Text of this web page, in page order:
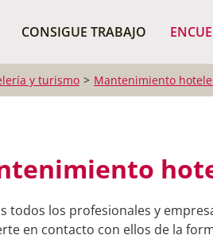
CONSIGUE TRABAJO
y turismo Mantenimiento
todos los profesionales y
en contacto con ellos de la